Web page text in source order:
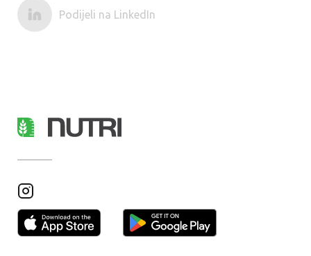
Podijeli na LinkedIn